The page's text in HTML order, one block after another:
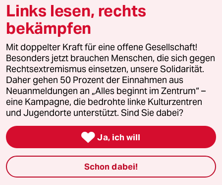
Die Täter sind überall
Auf einer Konferenz werden innovative Ansätze zur
Bekämpfung von Gewalt gegen Frauen gesucht.
Besonders digitales Nachstellen erfordert ein Umdenken.
Von Uta Schleiermacher
Links lesen, rechts
bekämpfen
Mit doppelter Kraft für eine offene Gesellschaft!
Besonders jetzt brauchen Menschen, die sich gegen
Rechtsextremismus einsetzen, unsere Solidarität.
Daher gehen 50 Prozent der Einnahmen aus
Neuanmeldungen an „Alles beginnt im Zentrum“ –
eine Kampagne, die bedrohte linke Kulturzentren
und Jugendorte unterstützt. Sind Sie dabei?
 Ja, ich will
Schon dabei!